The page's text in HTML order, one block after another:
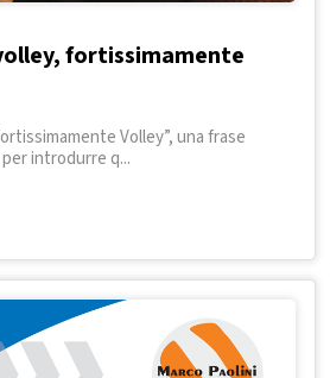
fortissimamente
Volley”, una frase
introdurre q...